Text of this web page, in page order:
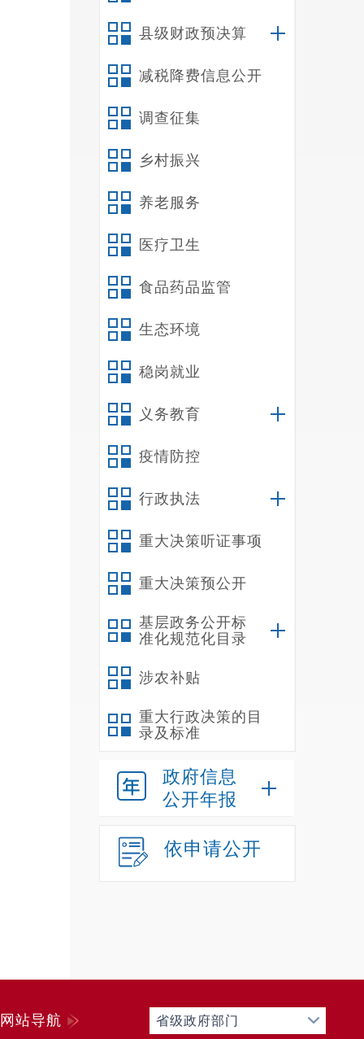
县级财政预决算
减税降费信息公开
调查征集
乡村振兴
养老服务
医疗卫生
食品药品监管
生态环境
稳岗就业
义务教育
疫情防控
行政执法
重大决策听证事项
重大决策预公开
基层政务公开标
准化规范化目录
涉农补贴
重大行政决策的目
录及标准
政府信息
公开年报
依申请公开
网站导航 省级政府部门